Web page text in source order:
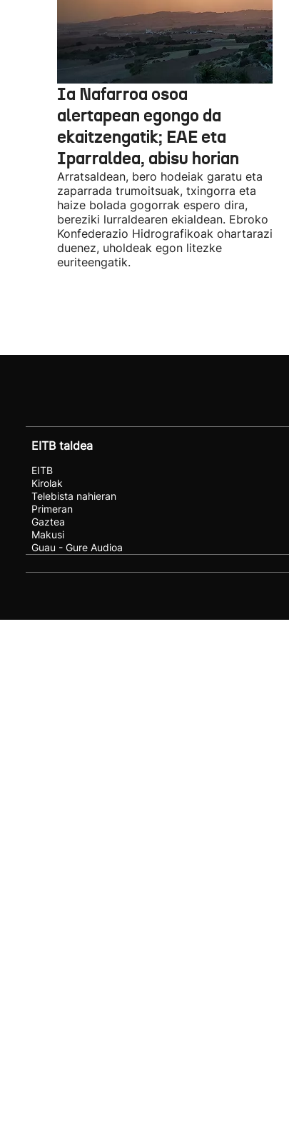
Ia Nafarroa osoa
alertapean egongo da
ekaitzengatik; EAE eta
Iparraldea, abisu horian
Arratsaldean, bero hodeiak garatu eta
zaparrada trumoitsuak, txingorra eta
haize bolada gogorrak espero dira,
bereziki lurraldearen ekialdean. Ebroko
Konfederazio Hidrografikoak ohartarazi
duenez, uholdeak egon litezke
euriteengatik.
EITB taldea
EITB
Kirolak
Telebista nahieran
Primeran
Gaztea
Makusi
Guau - Gure Audioa